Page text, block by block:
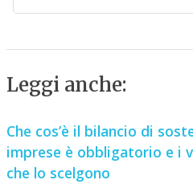
Leggi anche:
Che cos’è il bilancio di
imprese è obbligatorio e i
che lo scelgono